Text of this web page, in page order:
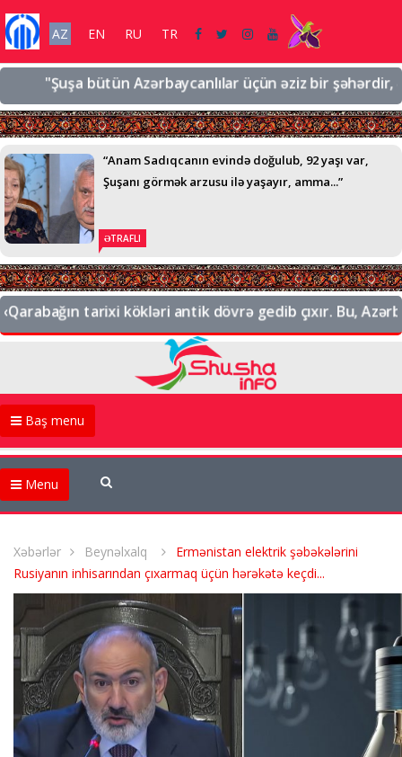
AZ EN RU TR
"Şuşa bütün Azərbaycanlılar üçün əziz bir şəhərdir,
“Anam Sadıqcanın evində doğulub, 92 yaşı var,
Şuşanı görmək arzusu ilə yaşayır, amma...”
ƏTRAFLI
tarixi kökləri antik dövrə gedib çıxır. Bu,
Baş menu
Menu
Xəbərlər Beynəlxalq
Ermənistan elektrik şəbəkələrini
Rusiyanın inhisarından çıxarmaq üçün hərəkətə keçdi...